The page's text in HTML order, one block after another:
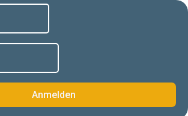
Anmelden